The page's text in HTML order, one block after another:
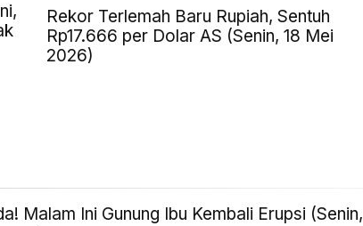
Rekor Terlemah Baru Rupiah, Sentuh
Rp17.666 per Dolar AS (Senin, 18 Mei
2026)
Malam Ini Gunung Ibu Kembali Erupsi (Senin,